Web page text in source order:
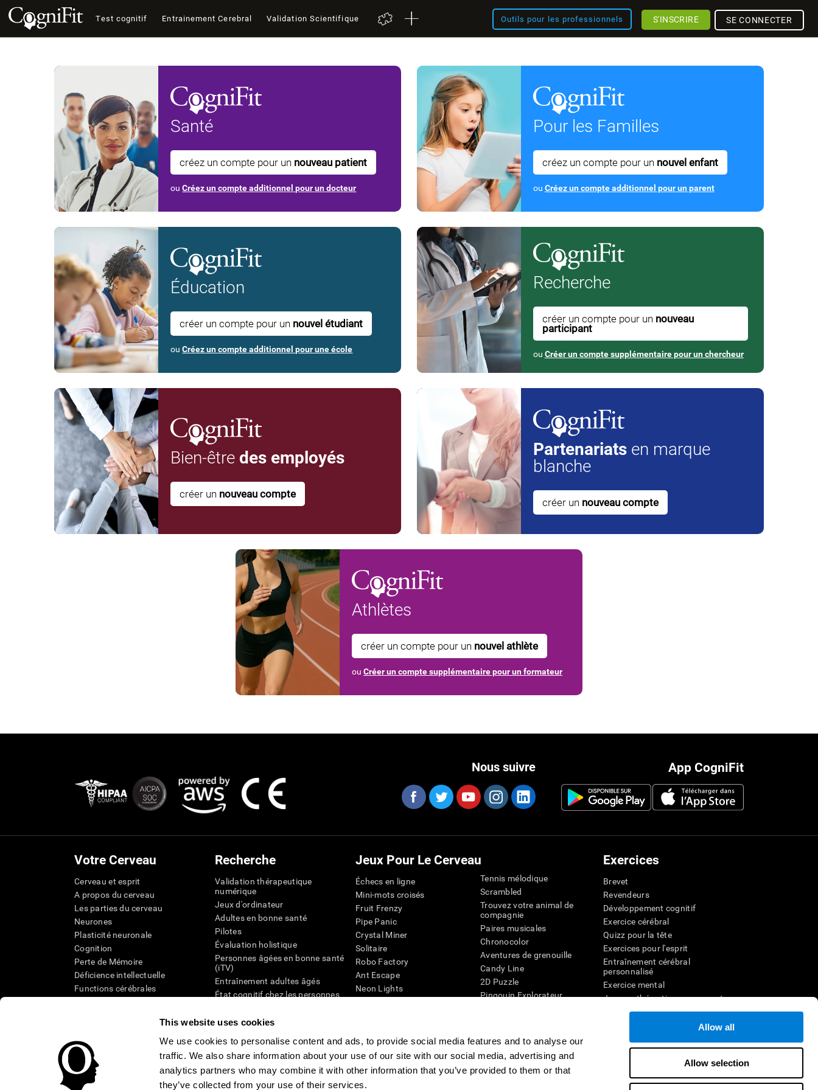
This website uses cookies
We use cookies to personalise content and ads, to provide social media features and to analyse our
traffic. We also share information about your use of our site with our social media, advertising and
analytics partners who may combine it with other information that you’ve provided to them or that
they’ve collected from your use of their services.
Allow all
Allow selection
Test cognitif Entrainement Cerebral Validation Scientifique Outils pour les professionnels SE CONNECTER
S'INSCRIRE
Santé
créez un compte pour un nouveau patient
ouCréez un compte additionnel pour un docteur
Pour les Familles
créez un compte pour un nouvel enfant
ou Créez un compte additionnel pour un parent
Éducation
créer un compte pour un nouvel étudiant
ouCréez un compte additionnel pour une école
Recherche
créer un compte pour un nouveau
participant
ou Créer un compte supplémentaire pour un chercheur
Bien-être des employés
créer un nouveau compte
Partenariatsen marque
blanche
créer un nouveau compte
Athlètes
créer un compte pour un nouvel athlète
ouCréer un compte supplémentaire pour un formateur
App CogniFit
Nous suivre
Votre Cerveau
Cerveau et esprit
A propos du cerveau
Les parties du cerveau
Neurones
Plasticité neuronale
Cognition
Perte de Mémoire
Déficience intellectuelle
Functions cérébrales
Recherche
Validation thérapeutique
numérique
Jeux d'ordinateur
Adultes en bonne santé
Pilotes
Évaluation holistique
Personnes âgées en bonne santé
(iTV)
Entraînement adultes âgés
État cognitif chez les personnes
Révision systémique
Jeux Pour Le Cerveau
Échecs en ligne
Mini-mots croisés
Fruit Frenzy
Pipe Panic
Crystal Miner
Solitaire
Robo Factory
Ant Escape
Neon Lights
Space Rescue
Chaos mathématique
Course de billes
Tennis mélodique
Scrambled
Trouvez votre animal de
compagnie
Paires musicales
Chronocolor
Aventures de grenouille
Candy Line
2D Puzzle
Pingouin Explorateur
Jeux en ligne pour la
mémoire
Jeux pour le cerveau
Exercices
Brevet
Revendeurs
Développement cognitif
Exercice cérébral
Quizz pour la tête
Exercices pour l'esprit
Entraînement cérébral
personnalisé
Exercice mental
Jeux mathématiques amusants
Compréhension de lecture
Test de QI